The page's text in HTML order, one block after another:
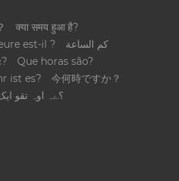
क्या समय हुआ है?
est-il ?
كم الساعة
Que horas são?
ist es?
今何時ですか？
؟ےہ اوہ تقو